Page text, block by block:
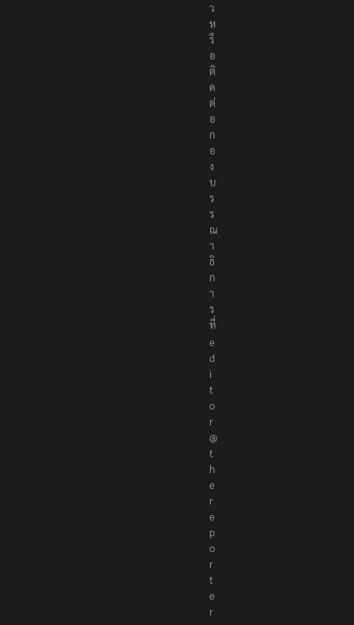
ว
ห
รื
อ
ติ
ด
ต่
อ
ก
อ
ง
บ
ร
ร
ณ
า
ธิ
ก
า
ร
ที่
e
d
i
t
o
r
@
t
h
e
r
e
p
o
r
t
e
r